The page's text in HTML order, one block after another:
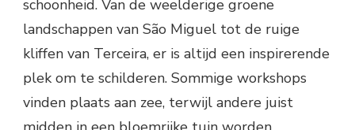
schoonheid. Van de weelderige groene
landschappen van São Miguel tot de ruige
kliffen van Terceira, er is altijd een inspirerende
plek om te schilderen. Sommige workshops
vinden plaats aan zee, terwijl andere juist